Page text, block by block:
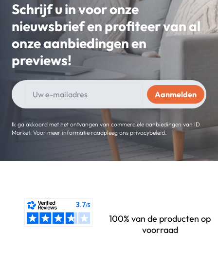
Schrijf u in voor onze
nieuwsbrief en profiteer van al
onze aanbiedingen en
previews!
Ik ga akkoord met het ontvangen van commerciële aanbiedingen van ID
Market. Voor meer informatie raadpleeg ons privacybeleid.
100% van de producten op
voorraad